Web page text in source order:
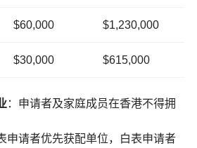
$60,000 $1,230,000
$30,000 $615,000
：申请者及家庭成员在香港不得拥
申请者优先获配单位，白表申请者